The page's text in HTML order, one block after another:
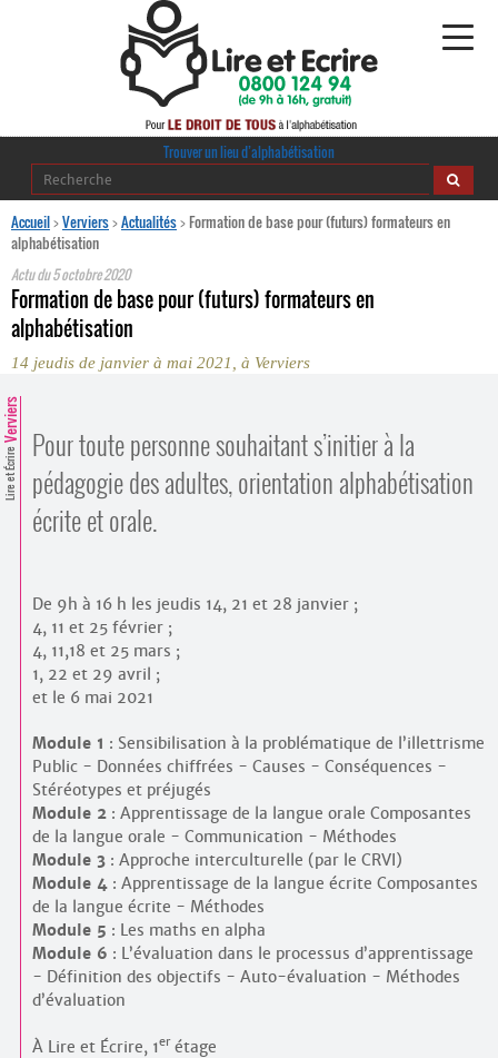
Alphabétisation
Bienvenue en Belgique
Espace presse
Contacts
Trouver un lieu d’alphabétisation
Accueil>Verviers>Actualités>Formation de base pour (futurs) formateurs en
alphabétisation
Actu du5 octobre 2020
Formation de base pour (futurs) formateurs en
alphabétisation
14 jeudis de janvier à mai 2021, à Verviers
Lire et Écrire
Verviers Pour toute personne souhaitant s’initier à la
pédagogie des adultes, orientation alphabétisation
écrite et orale.
De 9h à 16 h les jeudis 14, 21 et 28 janvier ;
4, 11 et 25 février ;
4, 11,18 et 25 mars ;
1, 22 et 29 avril ;
et le 6 mai 2021
Module 1 : Sensibilisation à la problématique de l’illettrisme
Public - Données chiffrées - Causes - Conséquences -
Stéréotypes et préjugés
Module 2: Apprentissage de la langue orale Composantes
de la langue orale - Communication - Méthodes
Module 3: Approche interculturelle (par le CRVI)
Module 4: Apprentissage de la langue écrite Composantes
de la langue écrite - Méthodes
Module 5 : Les maths en alpha
Module 6 : L’évaluation dans le processus d’apprentissage
- Définition des objectifs - Auto-évaluation - Méthodes
d’évaluation
À Lire et Écrire, 1erétage